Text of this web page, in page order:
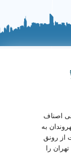
اصناف
به
از رونق
را